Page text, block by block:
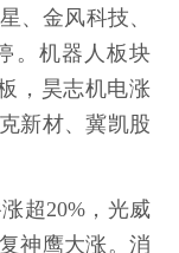
、金风科技、
。机器人板块
，昊志机电涨
新材、冀凯股
超20%，光威
神鹰大涨。消